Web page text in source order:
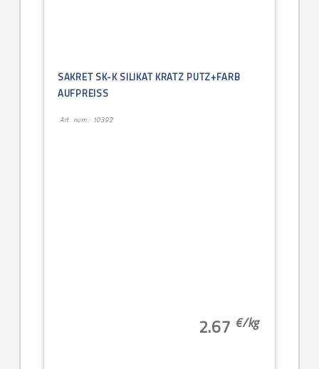
SAKRET SK-K SILIKAT KRATZ PUTZ+FARB
AUFPREISS
Art. num.: 10392
2.67 €/kg